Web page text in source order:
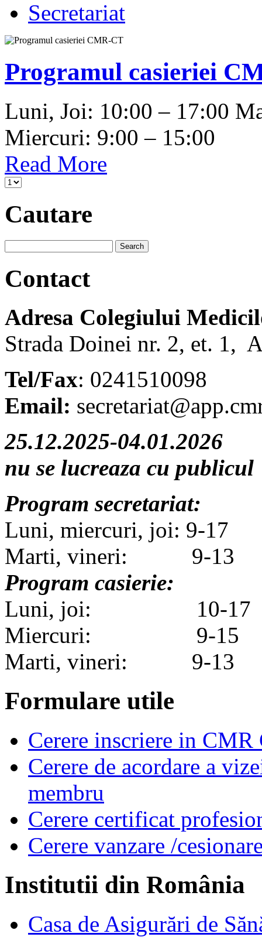
Secretariat
Programul casieriei
Luni, Joi: 10:00 – 17:00
Miercuri: 9:00 – 15:00
Read More
Cautare
Contact
Adresa Colegiului
Strada Doinei nr. 2, et. 1,
Tel/Fax: 0241510098
Email:
25.12.2025-04.01.2026
nu se lucreaza cu publicul
Program secretariat:
Luni, miercuri, joi: 9-17
Marti, vineri: 9-13
Program casierie:
Luni, joi: 10-17
Miercuri: 9-15
Marti, vineri: 9-13
Formulare utile
Cerere inscriere in CMR
Cerere de acordare a
membru
Cerere certificat
Cerere vanzare /
Institutii din România
Casa de Asigurări de